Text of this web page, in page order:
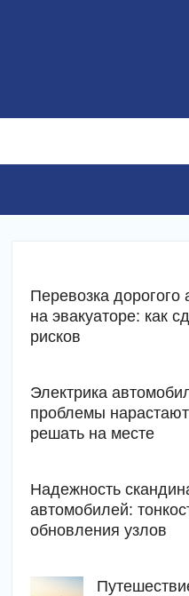
Перевозка дорогого
на эвакуаторе: как
рисков
Электрика
проблемы
решать на месте
Надежность
автомобилей:
обновления узлов